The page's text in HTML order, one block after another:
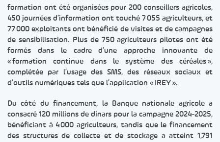
formation ont été organisées pour 200 conseillers agricoles,
450 journées d’information ont touché 7 055 agriculteurs, et
77 000 exploitants ont bénéficié de visites et de campagnes
de sensibilisation. Plus de 750 agriculteurs pilotes ont été
formés dans le cadre d’une approche innovante de
« formation continue dans le système des céréales »,
complétée par l’usage des SMS, des réseaux sociaux et
d’outils numériques tels que l’application « IREY ».
Du côté du financement, la Banque nationale agricole a
consacré 120 millions de dinars pour la campagne 2024-2025,
bénéficiant à 4 000 agriculteurs, tandis que le financement
des structures de collecte et de stockage a atteint 1,791